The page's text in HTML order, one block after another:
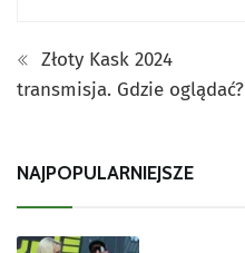
Złoty Kask 2024
transmisja. Gdzie oglądać?
NAJPOPULARNIEJSZE